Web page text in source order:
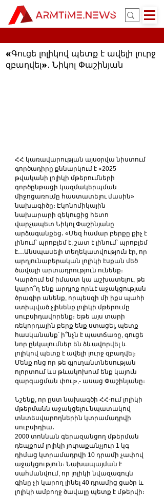
«Գուցե լոլիկով պետք է ավելի լուրջ
զբաղվել»․ Նիկոլ Փաշինյան
ՀՀ կառավարության այսօրվա նիստում
գործադիրը քննարկում է «2025
թվականի լոլիկի մթերումների
գործընթացի կազմակերպման
միջոցառումը հաստատելու մասին»
նախագիծը։ Էկոնոմիկային
նախարարի զեկուցից հետո
վարչապետ Նիկոլ Փաշինյանը
արձագանքեց․ «Մեզ համար բերքը քիչ է
լինում՝ պրոբլեմ է, շատ է լինում՝ պրոբլեմ
է․․․Անսպասելի տեղեկատվություն էր, որ
արդյունաբերական լոլիկի էսքան մեծ
ծավալի արտադրություն ունենք։
Կարծում եմ իմաստ կա աշխատելու, թե
կարո՞ղ ենք արդյոք որևէ աջակցության
ծրագիր անենք, որպեսզի մի իքս պահի
ստիպված չլինենք լոլիկի մթերումը
սուբսիդավորենք։ Եթե այս տարի
ռեկորդային բերք ենք ստացել, պետք
հասկանանք՝ ի՞նչն է պատճառը, գուցե
նոր ընկալումներ են ձևավորվել և
լոլիկով պետք է ավելի լուրջ զբաղվել։
Մենք ոնց որ թե գյուղանտնեսության
ոլորտում ևս թևակոխում ենք կայուն
զարգացման փուլ»,- ասաց Փաշինյանը։
Նշենք, որ ըստ նախագծի ՀՀ-ում լոլիկի
մթերմանն աջակցելու նպատակով
տնտեսվարողներին կտրամադրվի
սուբսիդիա․
2000 տոննան գերազանցող մթերման
դեպքում լոլիկի յուրաքանչյուր 1 կգ
դիմաց կտրամադրվի 10 դրամի չափով
աջակցություն։ Նախապայման է
սահմանվում, որ լոլիկի նվազագույն
գինը չի կարող լինել 40 դրամից ցածր և
լոլիկի ամբողջ ծավալը պետք է մթերվի։